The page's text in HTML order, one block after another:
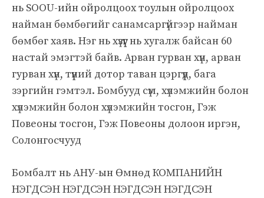
нь SOOU-ийн ойролцоох тоулын ойролцоох
найман бөмбөгийг санамсаргүйгээр найман
бөмбөг хаяв. Нэг нь хүзүүг нь хугалж байсан 60
настай эмэгтэй байв. Арван гурван хүн, арван
гурван хүн, түүний дотор таван цэргүүд, бага
зэргийн гэмтэл. Бомбууд сүм, хүлэмжийн болон
хүлэмжийн болон хүлэмжийн тосгон, Гэж
Повеоны тосгон, Гэж Повеоны долоон иргэн,
Солонгосчууд
Бомбалт нь АНУ-ын Өмнөд КОМПАНИЙН
НЭГДСЭН НЭГДСЭН НЭГДСЭН НЭГДСЭН